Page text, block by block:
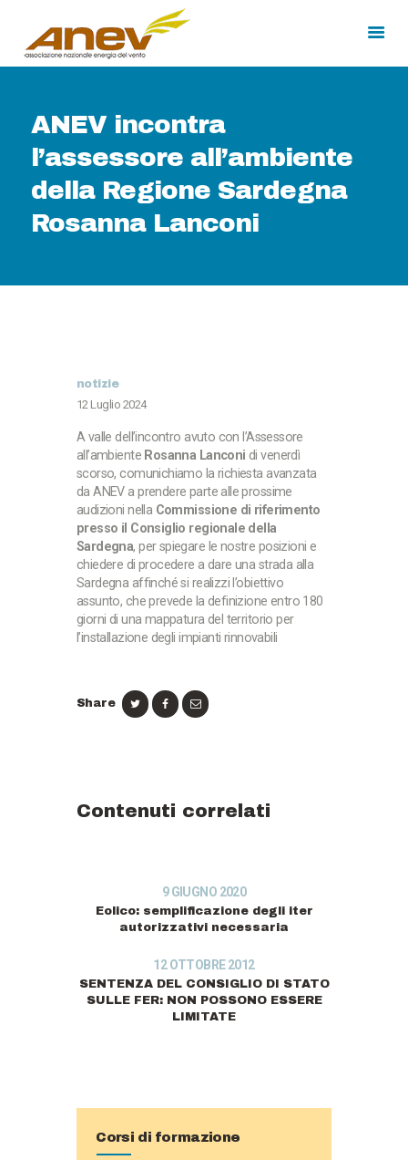
ANEV incontra
l’assessore all’ambiente
della Regione Sardegna
Rosanna Lanconi
HOME
MEDIA
CORSI DI FORMAZIONE
notizie
12 Luglio 2024
A valle dell’incontro avuto con l’Assessore
all’ambiente Rosanna Lanconi di venerdì
scorso, comunichiamo la richiesta avanzata
da ANEV a prendere parte alle prossime
audizioni nella Commissione di riferimento
presso il Consiglio regionale della
Sardegna, per spiegare le nostre posizioni e
chiedere di procedere a dare una strada alla
Sardegna affinché si realizzi l’obiettivo
assunto, che prevede la definizione entro 180
giorni di una mappatura del territorio per
l’installazione degli impianti rinnovabili
Share
Contenuti correlati
9 GIUGNO 2020
Eolico: semplificazione degli iter
autorizzativi necessaria
12 OTTOBRE 2012
SENTENZA DEL CONSIGLIO DI STATO
SULLE FER: NON POSSONO ESSERE
LIMITATE
Corsi di formazione